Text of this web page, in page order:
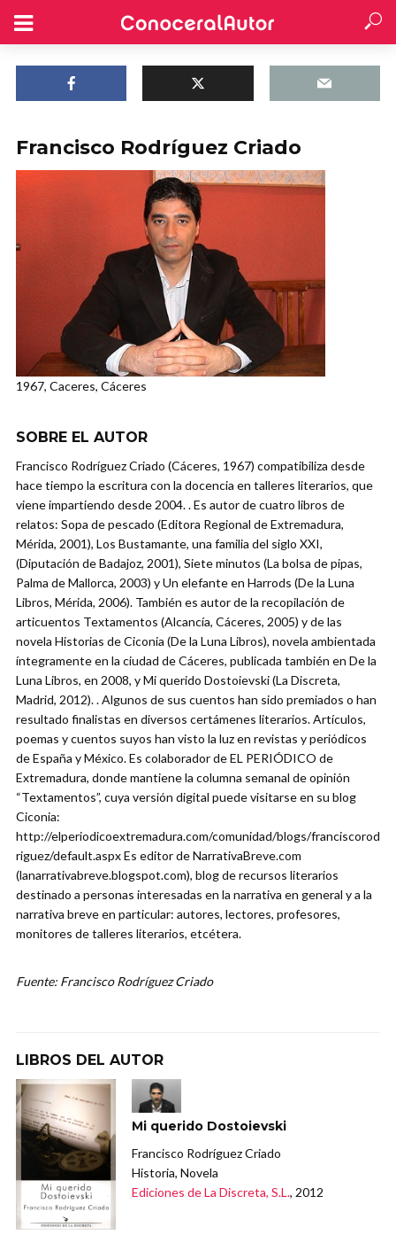
Francisco Rodríguez Criado
1967, Caceres, Cáceres
SOBRE EL AUTOR
Francisco Rodríguez Criado (Cáceres, 1967) compatibiliza desde
hace tiempo la escritura con la docencia en talleres literarios, que
viene impartiendo desde 2004. . Es autor de cuatro libros de
relatos: Sopa de pescado (Editora Regional de Extremadura,
Mérida, 2001), Los Bustamante, una familia del siglo XXI,
(Diputación de Badajoz, 2001), Siete minutos (La bolsa de pipas,
Palma de Mallorca, 2003) y Un elefante en Harrods (De la Luna
Libros, Mérida, 2006). También es autor de la recopilación de
articuentos Textamentos (Alcancía, Cáceres, 2005) y de las
novela Historias de Ciconia (De la Luna Libros), novela ambientada
íntegramente en la ciudad de Cáceres, publicada también en De la
Luna Libros, en 2008, y Mi querido Dostoievski (La Discreta,
Madrid, 2012). . Algunos de sus cuentos han sido premiados o han
resultado finalistas en diversos certámenes literarios. Artículos,
poemas y cuentos suyos han visto la luz en revistas y periódicos
de España y México. Es colaborador de EL PERIÓDICO de
Extremadura, donde mantiene la columna semanal de opinión
“Textamentos”, cuya versión digital puede visitarse en su blog
Ciconia:
http://elperiodicoextremadura.com/comunidad/blogs/franciscorod
riguez/default.aspx Es editor de NarrativaBreve.com
(lanarrativabreve.blogspot.com), blog de recursos literarios
destinado a personas interesadas en la narrativa en general y a la
narrativa breve en particular: autores, lectores, profesores,
monitores de talleres literarios, etcétera.
Fuente: Francisco Rodríguez Criado
LIBROS DEL AUTOR
Mi querido Dostoievski
Francisco Rodríguez Criado
Historia, Novela
Ediciones de La Discreta, S.L., 2012